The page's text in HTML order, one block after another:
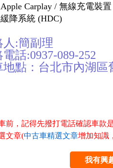
Apple Carplay/ 無線充電裝置
降系統 (HDC)
人:簡副理
話:0937-089-252
地點：台北市內湖區
前，記得先撥打電話確認車款
文章(中古車精選文章增加知識
我有興